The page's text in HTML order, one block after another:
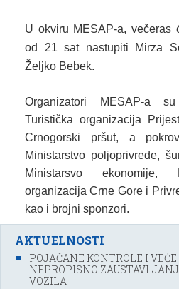
U okviru MESAP-a, večeras
od 21 sat nastupiti Mirza
Željko Bebek.
Organizatori MESAP-a
Turistička organizacija
Crnogorski pršut, a
Ministarstvo poljoprivrede,
Ministarsvo ekonomije,
organizacija Crne Gore i
kao i brojni sponzori.
AKTUELNOSTI
POJAČANE KONTROLE I
NEPROPISNO
VOZILA